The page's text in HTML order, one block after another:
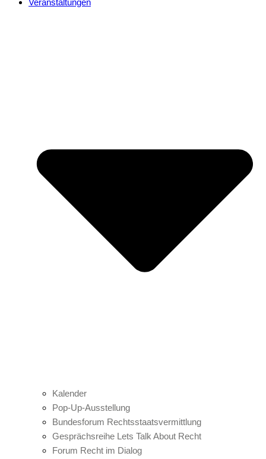
Veranstaltungen
Kalender
Pop-Up-Ausstellung
Bundesforum Rechtsstaatsvermittlung
Gesprächsreihe Lets Talk About Recht
Forum Recht im Dialog